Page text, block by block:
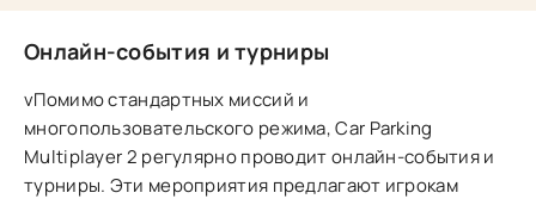
Онлайн-события и турниры
vПомимо стандартных миссий и
многопользовательского режима, Car Parking
Multiplayer 2 регулярно проводит онлайн-события и
турниры. Эти мероприятия предлагают игрокам